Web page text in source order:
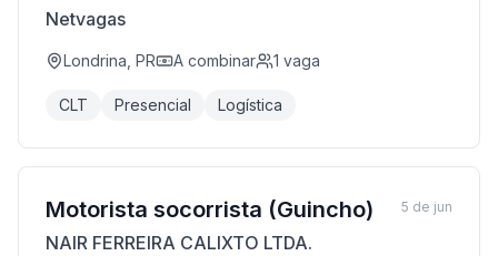
Netvagas
Londrina, PR A combinar 1 vaga
CLT Presencial Logística
Motorista socorrista (Guincho)
NAIR FERREIRA CALIXTO LTDA.
5 de jun